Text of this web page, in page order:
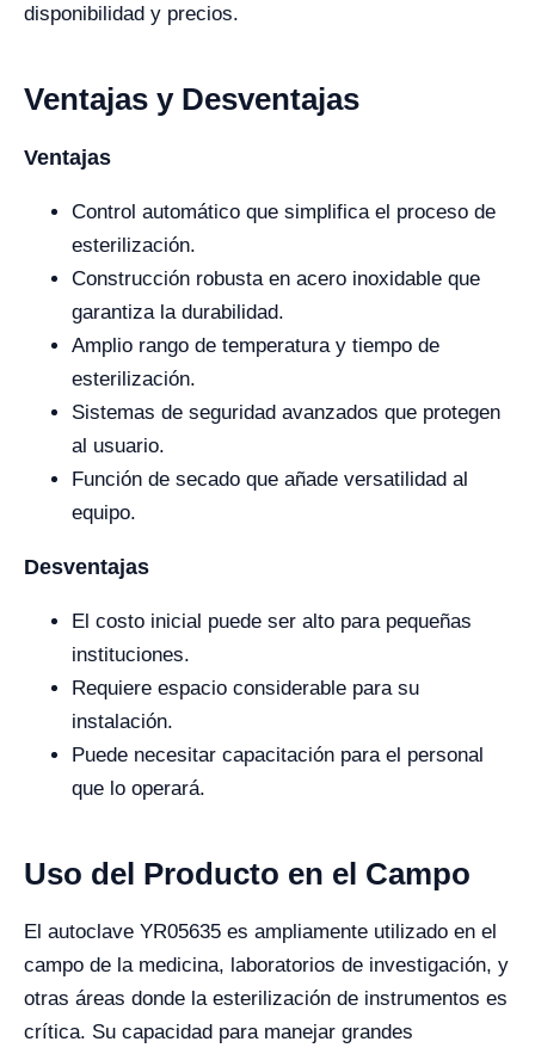
disponibilidad y precios.
Ventajas y Desventajas
Ventajas
Control automático que simplifica el proceso de
esterilización.
Construcción robusta en acero inoxidable que
garantiza la durabilidad.
Amplio rango de temperatura y tiempo de
esterilización.
Sistemas de seguridad avanzados que protegen
al usuario.
Función de secado que añade versatilidad al
equipo.
Desventajas
El costo inicial puede ser alto para pequeñas
instituciones.
Requiere espacio considerable para su
instalación.
Puede necesitar capacitación para el personal
que lo operará.
Uso del Producto en el Campo
El autoclave YR05635 es ampliamente utilizado en el
campo de la medicina, laboratorios de investigación, y
otras áreas donde la esterilización de instrumentos es
crítica. Su capacidad para manejar grandes